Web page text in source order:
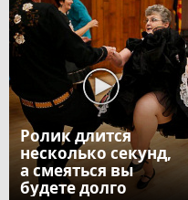
Ролик длится
несколько секунд,
а смеяться вы
будете долго